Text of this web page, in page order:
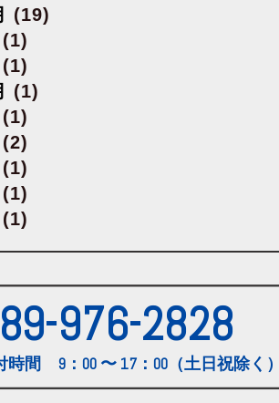
(19)
(1)
(1)
(1)
(1)
(2)
(1)
(1)
(1)
976-2828
時間 9：00 〜 17：00（土日祝除く